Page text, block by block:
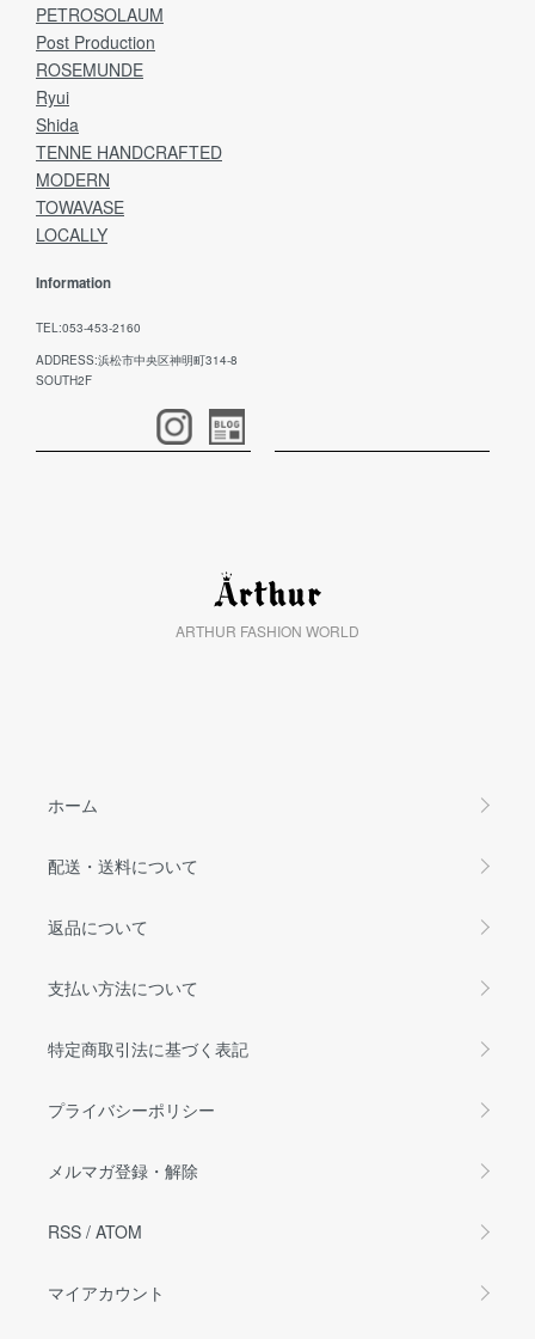
PETROSOLAUM
Post Production
ROSEMUNDE
Ryui
Shida
TENNE HANDCRAFTED
MODERN
TOWAVASE
LOCALLY
Information
TEL:053-453-2160
ADDRESS:浜松市中央区神明町314-8
SOUTH2F
ARTHUR FASHION WORLD
ホーム
配送・送料について
返品について
支払い方法について
特定商取引法に基づく表記
プライバシーポリシー
メルマガ登録・解除
RSS / ATOM
マイアカウント